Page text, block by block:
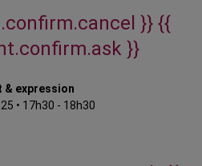
}} {{
}}
& expression
• 17h30 - 18h30